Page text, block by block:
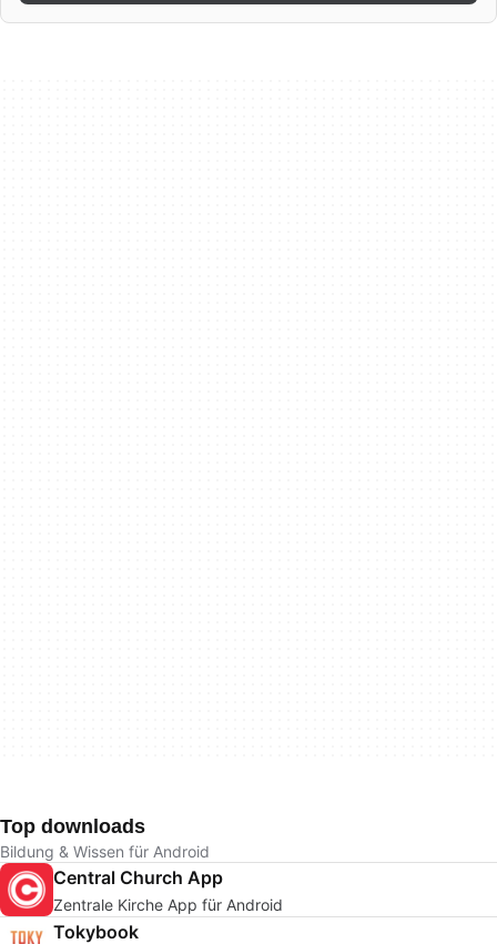
Top downloads
Bildung & Wissen für Android
Central Church App
Zentrale Kirche App für Android
Tokybook